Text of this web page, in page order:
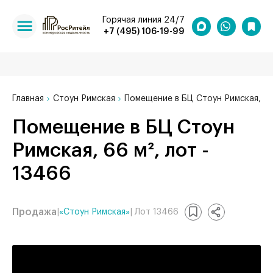
+7 (495) 106-19-99
Горячая линия 24/7
Главная Стоун Римская Помещение в БЦ Стоун Римская,
Помещение в БЦ Стоун
Римская, 66 м², лот -
13466
Продажа «Стоун Римская» | Лот 13466